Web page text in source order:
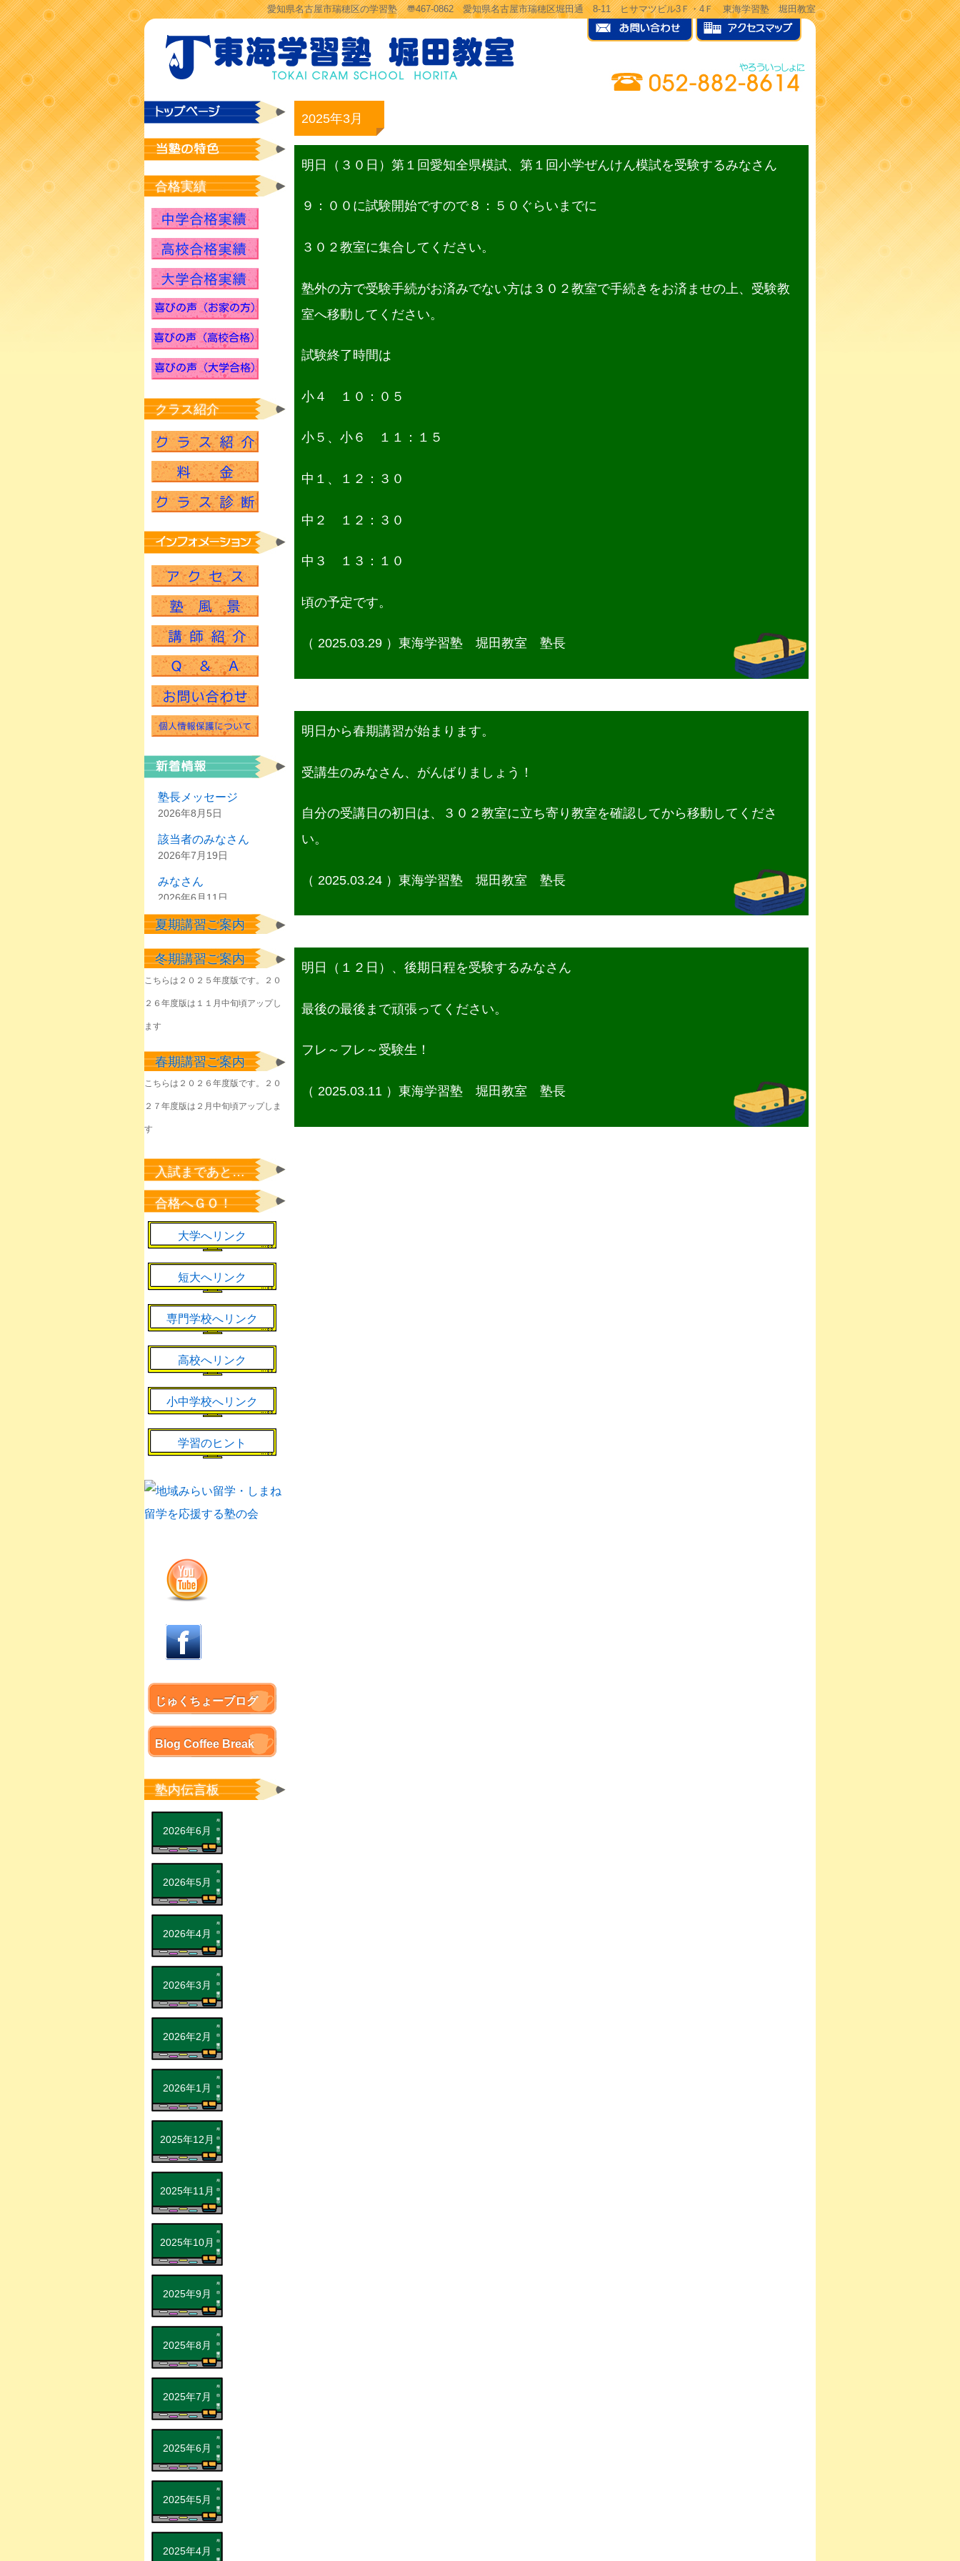
愛知県名古屋市瑞穂区の学習塾 〠467-0862 愛知県名古屋市瑞穂区堀田通 8-11 ヒサマツビル3Ｆ・4Ｆ 東海学習塾 堀田教室
2025年3月
明日（３０日）第１回愛知全県模試、第１回小学ぜんけん模試を受験するみなさん
９：００に試験開始ですので８：５０ぐらいまでに
３０２教室に集合してください。
塾外の方で受験手続がお済みでない方は３０２教室で手続きをお済ませの上、受験教
室へ移動してください。
試験終了時間は
小４ １０：０５
小５、小６ １１：１５
中１、１２：３０
中２ １２：３０
中３ １３：１０
頃の予定です。
（ 2025.03.29 ） 東海学習塾 堀田教室 塾長
明日から春期講習が始まります。
受講生のみなさん、がんばりましょう！
自分の受講日の初日は、３０２教室に立ち寄り教室を確認してから移動してくださ
い。
（ 2025.03.24 ） 東海学習塾 堀田教室 塾長
明日（１２日）、後期日程を受験するみなさん
最後の最後まで頑張ってください。
フレ～フレ～受験生！
（ 2025.03.11 ） 東海学習塾 堀田教室 塾長
合格実績
クラス紹介
塾長メッセージ
2026年8月5日
該当者のみなさん
2026年7月19日
みなさん
2026年6月11日
塾生のみなさん
塾生のみなさん
2026年6月1日
きょうやるべきことを
淡々と
該当者のみなさん
2026年5月23日
塾生のみなさん
2026年5月7日
新緑の候、来年の桜の
ために
2026年5月1日
夏期講習ご案内
冬期講習ご案内
こちらは２０２５年度版です。２０
２６年度版は１１月中旬頃アップし
ます
春期講習ご案内
こちらは２０２６年度版です。２０
２７年度版は２月中旬頃アップしま
す
入試まであと…
合格へＧＯ！
大学へリンク
短大へリンク
専門学校へリンク
高校へリンク
小中学校へリンク
学習のヒント
じゅくちょーブログ
Blog Coffee Break
塾内伝言板
2025年4月
2025年5月
2025年6月
2025年7月
2025年8月
2025年9月
2025年10月
2025年11月
2025年12月
2026年1月
2026年2月
2026年3月
2026年4月
2026年5月
2026年6月